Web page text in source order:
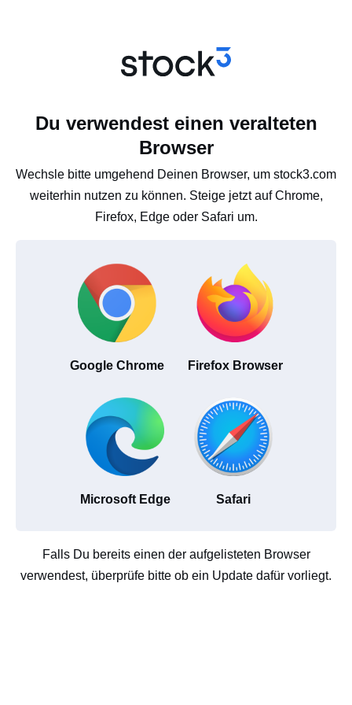
Du verwendest einen veralteten
Browser
Wechsle bitte umgehend Deinen Browser, um stock3.com
weiterhin nutzen zu können. Steige jetzt auf Chrome,
Firefox, Edge oder Safari um.
Google Chrome Firefox Browser
Microsoft Edge Safari
Falls Du bereits einen der aufgelisteten Browser
verwendest, überprüfe bitte ob ein Update dafür vorliegt.